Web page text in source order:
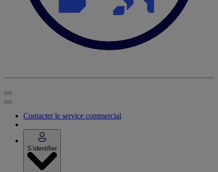
Contacter le service commercial
S’identifier